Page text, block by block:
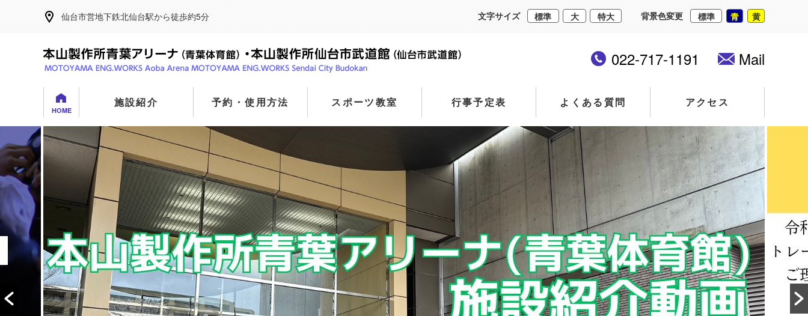
仙台市営地下鉄北仙台駅から徒歩約5分 背景色変更 標準 青 黄
文字サイズ 標準 大 特大
022-717-1191 Mail
HOME
施設紹介 予約・使用方法 スポーツ教室 行事予定表 よくある質問 アクセス